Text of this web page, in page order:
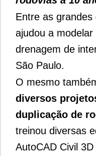
Entre as
ajudou a
drenagem de
São Paulo.
O mesmo
diversos
duplicação de
treinou diversas
AutoCAD Civil